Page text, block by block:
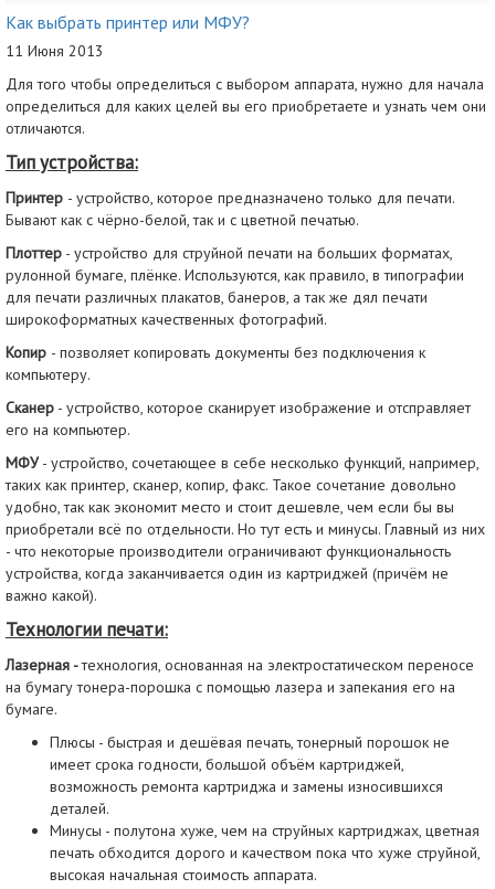
Как выбрать принтер или МФУ?
11 Июня 2013
Для того чтобы определиться с выбором аппарата, нужно для начала
определиться для каких целей вы его приобретаете и узнать чем они
отличаются.
Тип устройства:
Принтер - устройство, которое предназначено только для печати.
Бывают как с чёрно-белой, так и с цветной печатью.
Плоттер - устройство для струйной печати на больших форматах,
рулонной бумаге, плёнке. Используются, как правило, в типографии
для печати различных плакатов, банеров, а так же дял печати
широкоформатных качественных фотографий.
Копир - позволяет копировать документы без подключения к
компьютеру.
Сканер - устройство, которое сканирует изображение и отсправляет
его на компьютер.
МФУ- устройство, сочетающее в себе несколько функций, например,
таких как принтер, сканер, копир, факс. Такое сочетание довольно
удобно, так как экономит место и стоит дешевле, чем если бы вы
приобретали всё по отдельности. Но тут есть и минусы. Главный из них
- что некоторые производители ограничивают функциональность
устройства, когда заканчивается один из картриджей (причём не
важно какой).
Технологии печати:
Лазерная -технология, основанная на электростатическом переносе
на бумагу тонера-порошка с помощью лазера и запекания его на
бумаге.
Плюсы - быстрая и дешёвая печать, тонерный порошок не
имеет срока годности, большой объём картриджей,
возможность ремонта картриджа и замены износившихся
деталей.
Минусы - полутона хуже, чем на струйных картриджах, цветная
печать обходится дорого и качеством пока что хуже струйной,
высокая начальная стоимость аппарата.